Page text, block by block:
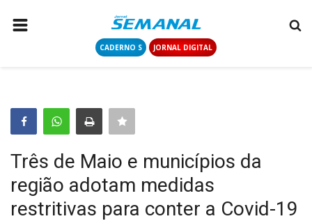
CADERNO S JORNAL DIGITAL
COLUNISTAS
CONTATO
LOGIN
CADASTRAR
Três de Maio e municípios da
região adotam medidas
restritivas para conter a Covid-19